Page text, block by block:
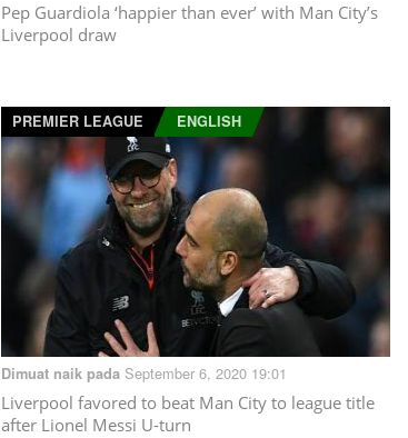
Pep Guardiola ‘happier than ever’ with Man City’s
Liverpool draw
PREMIER LEAGUE ENGLISH
Dimuat naik pada September 6, 2020 19:01
Liverpool favored to beat Man City to league title
after Lionel Messi U-turn